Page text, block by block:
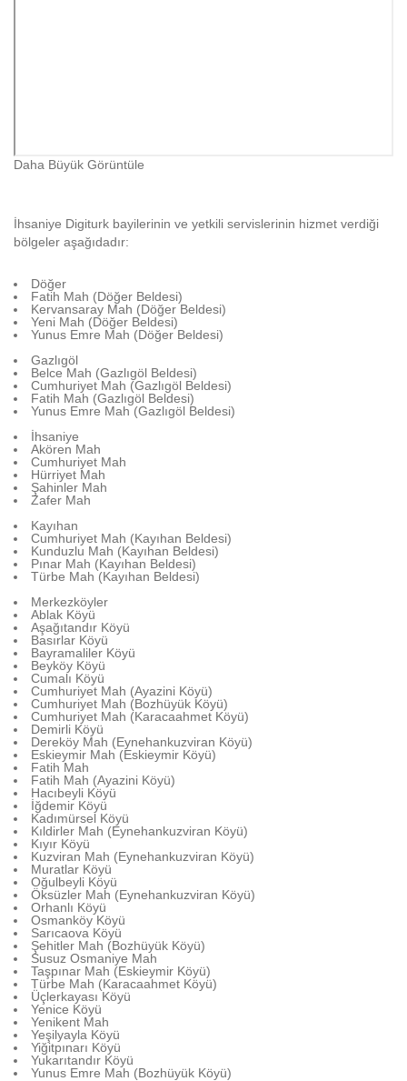
Daha Büyük Görüntüle
İhsaniye Digiturk bayilerinin ve yetkili servislerinin hizmet verdiği
bölgeler aşağıdadır:
Döğer
Fatih Mah (Döğer Beldesi)
Kervansaray Mah (Döğer Beldesi)
Yeni Mah (Döğer Beldesi)
Yunus Emre Mah (Döğer Beldesi)
Gazlıgöl
Belce Mah (Gazlıgöl Beldesi)
Cumhuriyet Mah (Gazlıgöl Beldesi)
Fatih Mah (Gazlıgöl Beldesi)
Yunus Emre Mah (Gazlıgöl Beldesi)
İhsaniye
Akören Mah
Cumhuriyet Mah
Hürriyet Mah
Şahinler Mah
Zafer Mah
Kayıhan
Cumhuriyet Mah (Kayıhan Beldesi)
Kunduzlu Mah (Kayıhan Beldesi)
Pınar Mah (Kayıhan Beldesi)
Türbe Mah (Kayıhan Beldesi)
Merkezköyler
Ablak Köyü
Aşağıtandır Köyü
Basırlar Köyü
Bayramaliler Köyü
Beyköy Köyü
Cumalı Köyü
Cumhuriyet Mah (Ayazini Köyü)
Cumhuriyet Mah (Bozhüyük Köyü)
Cumhuriyet Mah (Karacaahmet Köyü)
Demirli Köyü
Dereköy Mah (Eynehankuzviran Köyü)
Eskieymir Mah (Eskieymir Köyü)
Fatih Mah
Fatih Mah (Ayazini Köyü)
Hacıbeyli Köyü
İğdemir Köyü
Kadımürsel Köyü
Kıldirler Mah (Eynehankuzviran Köyü)
Kıyır Köyü
Kuzviran Mah (Eynehankuzviran Köyü)
Muratlar Köyü
Oğulbeyli Köyü
Öksüzler Mah (Eynehankuzviran Köyü)
Orhanlı Köyü
Osmanköy Köyü
Sarıcaova Köyü
Şehitler Mah (Bozhüyük Köyü)
Susuz Osmaniye Mah
Taşpınar Mah (Eskieymir Köyü)
Türbe Mah (Karacaahmet Köyü)
Üçlerkayası Köyü
Yenice Köyü
Yenikent Mah
Yeşilyayla Köyü
Yiğitpınarı Köyü
Yukarıtandır Köyü
Yunus Emre Mah (Bozhüyük Köyü)